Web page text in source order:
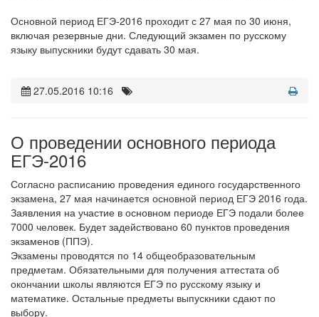
Основной период ЕГЭ-2016 проходит с 27 мая по 30 июня,
включая резервные дни. Следующий экзамен по русскому
языку выпускники будут сдавать 30 мая.
27.05.2016 10:16
О проведении основного периода
ЕГЭ-2016
Согласно расписанию проведения единого государственного
экзамена, 27 мая начинается основной период ЕГЭ 2016 года.
Заявления на участие в основном периоде ЕГЭ подали более
7000 человек. Будет задействовано 60 пунктов проведения
экзаменов (ППЭ).
Экзамены проводятся по 14 общеобразовательным
предметам. Обязательными для получения аттестата об
окончании школы являются ЕГЭ по русскому языку и
математике. Остальные предметы выпускники сдают по
выбору.